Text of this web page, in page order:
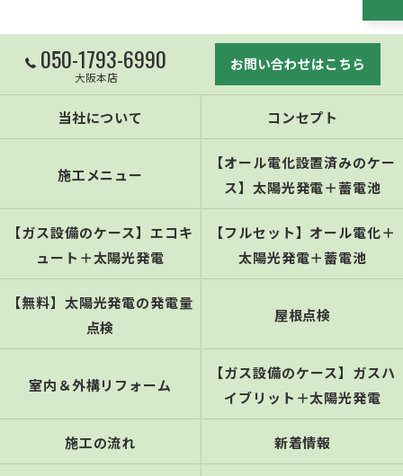
050-1793-6990
大阪本店
お問い合わせはこちら
当社について コンセプト
施工メニュー
【オール電化設置済みのケー
ス】太陽光発電＋蓄電池
【ガス設備のケース】エコキ
ュート＋太陽光発電
【フルセット】オール電化＋
太陽光発電＋蓄電池
【無料】太陽光発電の発電量
点検
屋根点検
室内＆外構リフォーム
【ガス設備のケース】ガスハ
イブリット＋太陽光発電
施工の流れ 新着情報